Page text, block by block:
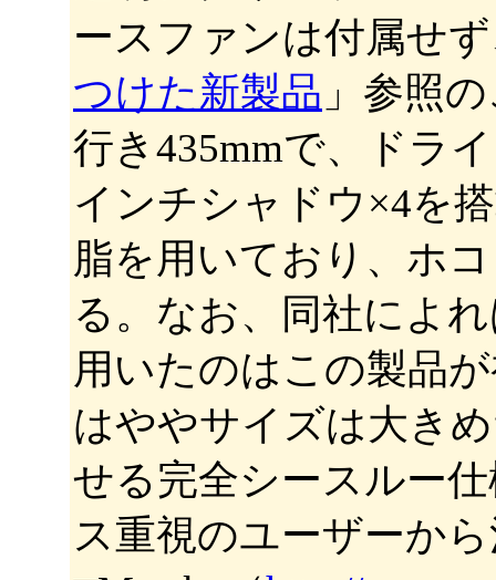
ースファンは付属せ
つけた新製品 」参照
行き435mmで、ドラ
インチシャドウ×4を
脂を用いており、ホ
る。なお、同社によ
用いたのはこの製品
はややサイズは大き
せる完全シースルー
ス重視のユーザーか